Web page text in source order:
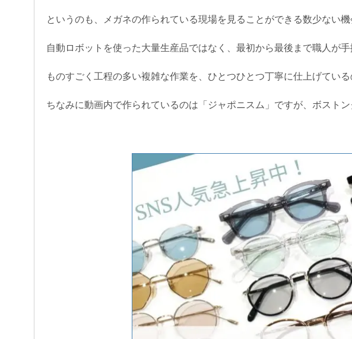
というのも、メガネの作られている現場を見ることができる数少ない機
自動ロボットを使った大量生産品ではなく、最初から最後まで職人が手
ものすごく工程の多い複雑な作業を、ひとつひとつ丁寧に仕上げている
ちなみに動画内で作られているのは「ジャポニスム」ですが、ボスト